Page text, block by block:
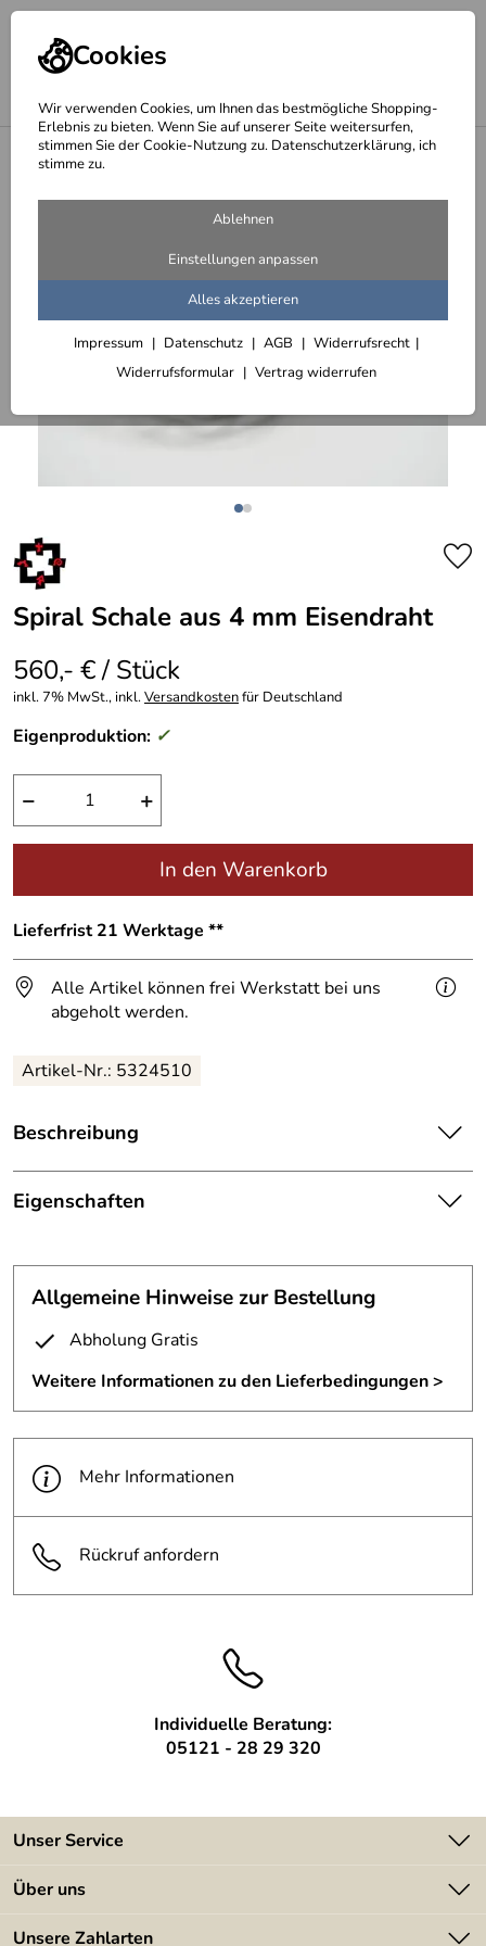
Cookies
Wir verwenden Cookies, um Ihnen das bestmögliche Shopping-
Erlebnis zu bieten. Wenn Sie auf unserer Seite weitersurfen,
stimmen Sie der Cookie-Nutzung zu. Datenschutzerklärung, ich
stimme zu.
Ablehnen
Einstellungen anpassen
Alles akzeptieren
Impressum Datenschutz AGB
Widerrufsrecht
Widerrufsformular
Vertrag widerrufen
Spiralschalen
Spiral Schale aus 4 mm Eisendraht
560,- € / Stück
inkl. 7% MwSt., inkl.Versandkostenfür Deutschland
Eigenproduktion: ✓
− +
In den Warenkorb
Lieferfrist 21 Werktage **
Alle Artikel können frei Werkstatt bei uns
abgeholt werden.
Artikel-Nr.: 5324510
Beschreibung
Spiralschaleaus Drahtschale aus 4 mm Eisendraht.
Die Schale ist aus 4 mm Draht geschweißt und stark
Durchmesser 9 cm, Höhe 6 cm.
Eigenschaften
Fertigungsverfa
hren:
autogen geschweißt
Material:
4 mm Stahldraht
Durchmesser:
9 cm
Höhe:
Allgemeine Hinweise zur Bestellung
Abholung Gratis
Weitere Informationen zu den Lieferbedingungen >
Mehr Informationen
Rückruf anfordern
Individuelle Beratung:
05121 - 28 29 320
Unser Service
Kontakt
Über uns
Angebote
Unsere Zahlarten